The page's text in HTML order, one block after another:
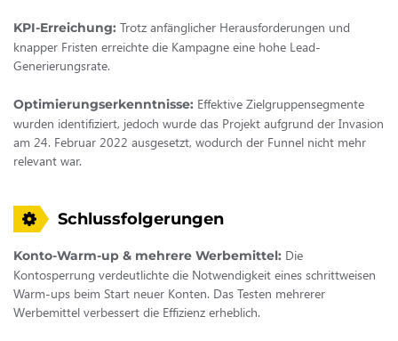
KPI-Erreichung: Trotz anfänglicher Herausforderungen und
knapper Fristen erreichte die Kampagne eine hohe Lead-
Generierungsrate.
Optimierungserkenntnisse: Effektive Zielgruppensegmente
wurden identifiziert, jedoch wurde das Projekt aufgrund der Invasion
am 24. Februar 2022 ausgesetzt, wodurch der Funnel nicht mehr
relevant war.
Schlussfolgerungen
Konto-Warm-up & mehrere Werbemittel: Die
Kontosperrung verdeutlichte die Notwendigkeit eines schrittweisen
Warm-ups beim Start neuer Konten. Das Testen mehrerer
Werbemittel verbessert die Effizienz erheblich.